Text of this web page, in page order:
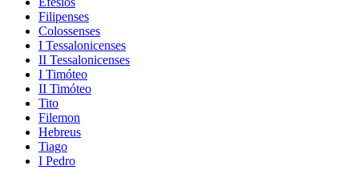
Filipenses
Colossenses
I Tessalonicenses
II Tessalonicenses
I Timóteo
II Timóteo
Tito
Filemon
Hebreus
Tiago
I Pedro